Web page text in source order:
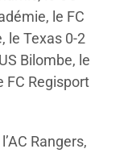
le FC
le Texas 0-2
Bilombe, le
FC Regisport
Rangers,